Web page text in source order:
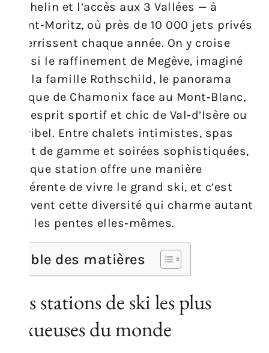
Michelin et l’accès aux 3 Vallées — à
Saint‑Moritz, où près de 10 000 jets privés
atterrissent chaque année. On y croise
aussi le raffinement de Megève, imaginé
par la famille Rothschild, le panorama
unique de Chamonix face au Mont‑Blanc,
et l’esprit sportif et chic de Val‑d’Isère ou
Méribel. Entre chalets intimistes, spas
haut de gamme et soirées sophistiquées,
chaque station offre une manière
différente de vivre le grand ski, et c’est
souvent cette diversité qui charme autant
que les pentes elles‑mêmes.
Table des matières
Les stations de ski les plus
luxueuses du monde